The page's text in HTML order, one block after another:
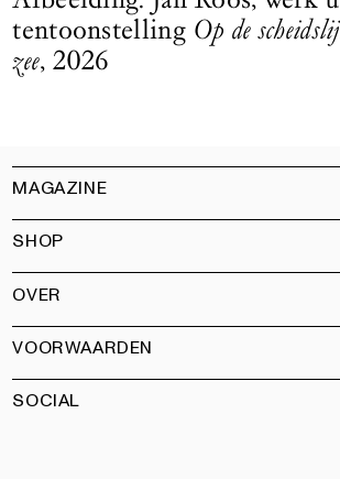
tentoonstelling Op de
zee, 2026
MAGAZINE
Klantenservice
Verkooppunten
Adverteren
Partners
Kunstbrief
SHOP
Alle producten
Magazine
Boeken
Tuin
OVER
Ons team
Vacatures
Contact
VOORWAARDEN
Algemene voorwaarden
SOCIAL